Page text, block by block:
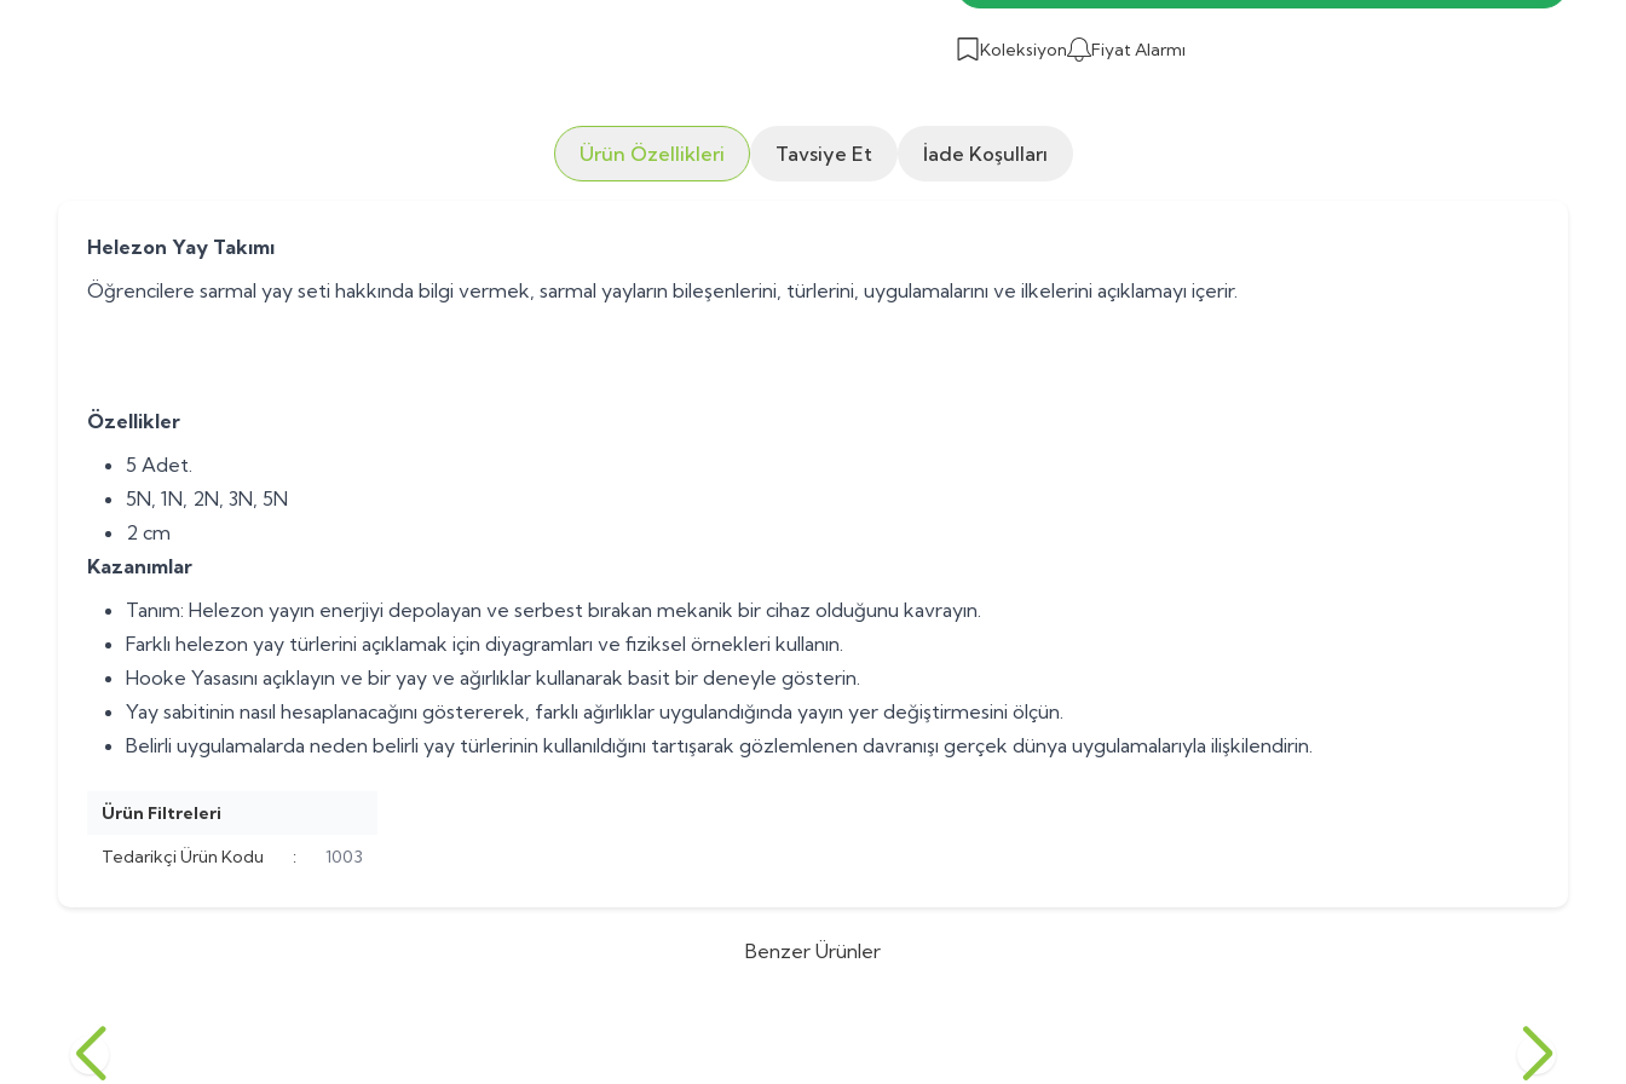
Koleksiyon Fiyat Alarmı
Ürün Özellikleri Tavsiye Et İade Koşulları
Helezon Yay Takımı
Öğrencilere sarmal yay seti hakkında bilgi vermek, sarmal yayların bileşenlerini, türlerini, uygulamalarını ve ilkelerini açıklamayı içerir.
Özellikler
5 Adet.
5N, 1N, 2N, 3N, 5N
2 cm
Kazanımlar
Tanım: Helezon yayın enerjiyi depolayan ve serbest bırakan mekanik bir cihaz olduğunu kavrayın.
Farklı helezon yay türlerini açıklamak için diyagramları ve fiziksel örnekleri kullanın.
Hooke Yasasını açıklayın ve bir yay ve ağırlıklar kullanarak basit bir deneyle gösterin.
Yay sabitinin nasıl hesaplanacağını göstererek, farklı ağırlıklar uygulandığında yayın yer değiştirmesini ölçün.
Belirli uygulamalarda neden belirli yay türlerinin kullanıldığını tartışarak gözlemlenen davranışı gerçek dünya uygulamalarıyla ilişkilendirin.
Ürün Filtreleri
Tedarikçi Ürün Kodu
: 1003
Benzer Ürünler